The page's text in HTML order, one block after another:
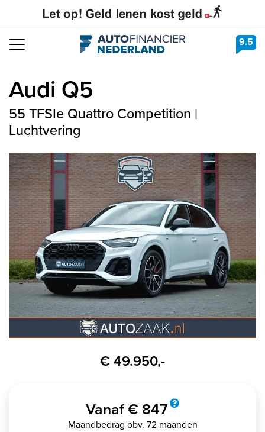
Navigation 9.5
Audi Q5
55 TFSIe Quattro Competition |
Luchtvering
€ 49.950,-
Vanaf € 847
Maandbedrag obv. 72 maanden